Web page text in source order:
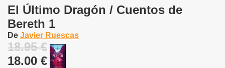
El Último Dragón / Cuentos de
Bereth 1
De Javier Ruescas
18.95 €
18.00 €